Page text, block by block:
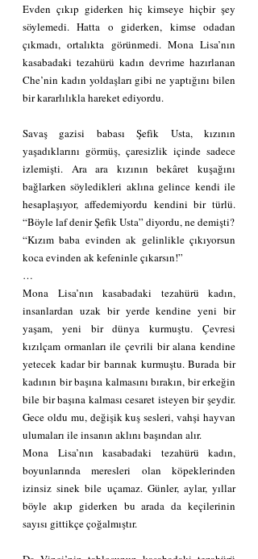
Evden çıkıp giderken hiç kimseye hiçbir şey
söylemedi. Hatta o giderken, kimse odadan
çıkmadı, ortalıkta görünmedi. Mona Lisa’nın
kasabadaki tezahürü kadın devrime hazırlanan
Che’nin kadın yoldaşları gibi ne yaptığını bilen
bir kararlılıkla hareket ediyordu.
Savaş gazisi babası Şefik Usta, kızının
yaşadıklarını görmüş, çaresizlik içinde sadece
izlemişti. Ara ara kızının bekâret kuşağını
bağlarken söyledikleri aklına gelince kendi ile
hesaplaşıyor, affedemiyordu kendini bir türlü.
“Böyle laf denir Şefik Usta” diyordu, ne demişti?
“Kızım baba evinden ak gelinlikle çıkıyorsun
koca evinden ak kefeninle çıkarsın!”
…
Mona Lisa’nın kasabadaki tezahürü kadın,
insanlardan uzak bir yerde kendine yeni bir
yaşam, yeni bir dünya kurmuştu. Çevresi
kızılçam ormanları ile çevrili bir alana kendine
yetecek kadar bir barınak kurmuştu. Burada bir
kadının bir başına kalmasını bırakın, bir erkeğin
bile bir başına kalması cesaret isteyen bir şeydir.
Gece oldu mu, değişik kuş sesleri, vahşi hayvan
ulumaları ile insanın aklını başından alır.
Mona Lisa’nın kasabadaki tezahürü kadın,
boyunlarında meresleri olan köpeklerinden
izinsiz sinek bile uçamaz. Günler, aylar, yıllar
böyle akıp giderken bu arada da keçilerinin
sayısı gittikçe çoğalmıştır.